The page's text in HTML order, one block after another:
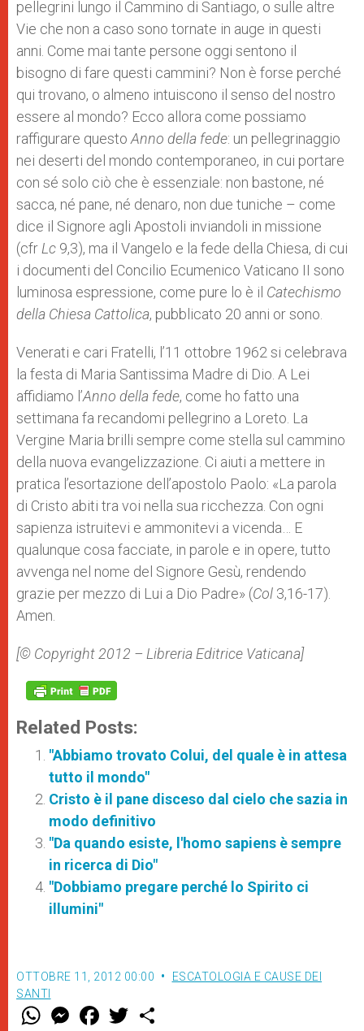
pellegrini lungo il Cammino di Santiago, o sulle altre
Vie che non a caso sono tornate in auge in questi
anni. Come mai tante persone oggi sentono il
bisogno di fare questi cammini? Non è forse perché
qui trovano, o almeno intuiscono il senso del nostro
essere al mondo? Ecco allora come possiamo
raffigurare questo Anno della fede: un pellegrinaggio
nei deserti del mondo contemporaneo, in cui portare
con sé solo ciò che è essenziale: non bastone, né
sacca, né pane, né denaro, non due tuniche – come
dice il Signore agli Apostoli inviandoli in missione
(cfr Lc 9,3), ma il Vangelo e la fede della Chiesa, di cui
i documenti del Concilio Ecumenico Vaticano II sono
luminosa espressione, come pure lo è il Catechismo
della Chiesa Cattolica, pubblicato 20 anni or sono.
Venerati e cari Fratelli, l’11 ottobre 1962 si celebrava
la festa di Maria Santissima Madre di Dio. A Lei
affidiamo l’Anno della fede, come ho fatto una
settimana fa recandomi pellegrino a Loreto. La
Vergine Maria brilli sempre come stella sul cammino
della nuova evangelizzazione. Ci aiuti a mettere in
pratica l’esortazione dell’apostolo Paolo: «La parola
di Cristo abiti tra voi nella sua ricchezza. Con ogni
sapienza istruitevi e ammonitevi a vicenda… E
qualunque cosa facciate, in parole e in opere, tutto
avvenga nel nome del Signore Gesù, rendendo
grazie per mezzo di Lui a Dio Padre» (Col 3,16-17).
Amen.
[© Copyright 2012 – Libreria Editrice Vaticana]
Related Posts:
"Abbiamo trovato Colui, del quale è in attesa
tutto il mondo"
Cristo è il pane disceso dal cielo che sazia in
modo definitivo
"Da quando esiste, l'homo sapiens è sempre
in ricerca di Dio"
"Dobbiamo pregare perché lo Spirito ci
illumini"
OTTOBRE 11, 2012 00:00
ESCATOLOGIA E CAUSE DEI
SANTI
W M
e
F
a w